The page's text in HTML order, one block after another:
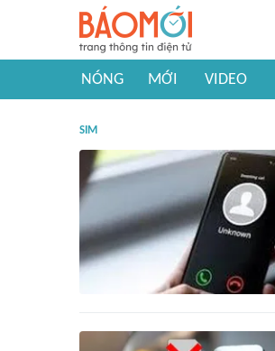
NÓNG MỚI VIDEO
SIM